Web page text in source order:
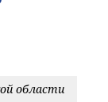
области